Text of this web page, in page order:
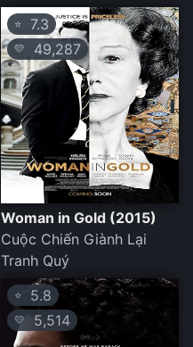
⭐ 7.3
💛 49,287
Woman in Gold (2015)
Cuộc Chiến Giành Lại
Tranh Quý
⭐ 5.8
💛 5,514